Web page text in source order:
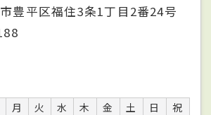
豊平区福住3条1丁目2番24号
月 火 水 木 金 土 日
祝